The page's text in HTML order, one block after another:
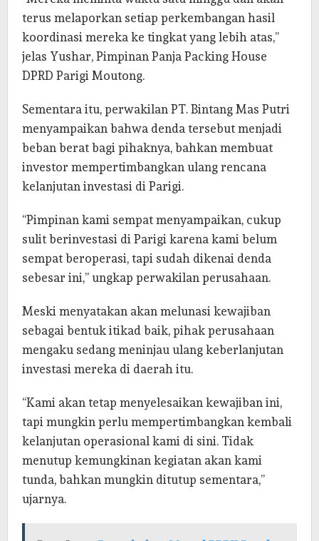
terus melaporkan setiap perkembangan hasil
koordinasi mereka ke tingkat yang lebih atas,”
jelas Yushar, Pimpinan Panja Packing House
DPRD Parigi Moutong.
Sementara itu, perwakilan PT. Bintang Mas Putri
menyampaikan bahwa denda tersebut menjadi
beban berat bagi pihaknya, bahkan membuat
investor mempertimbangkan ulang rencana
kelanjutan investasi di Parigi.
“Pimpinan kami sempat menyampaikan, cukup
sulit berinvestasi di Parigi karena kami belum
sempat beroperasi, tapi sudah dikenai denda
sebesar ini,” ungkap perwakilan perusahaan.
Meski menyatakan akan melunasi kewajiban
sebagai bentuk itikad baik, pihak perusahaan
mengaku sedang meninjau ulang keberlanjutan
investasi mereka di daerah itu.
“Kami akan tetap menyelesaikan kewajiban ini,
tapi mungkin perlu mempertimbangkan kembali
kelanjutan operasional kami di sini. Tidak
menutup kemungkinan kegiatan akan kami
tunda, bahkan mungkin ditutup sementara,”
ujarnya.